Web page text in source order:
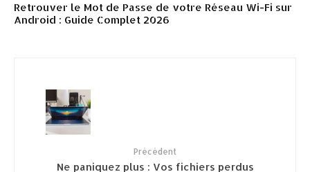
Retrouver le Mot de Passe de votre Réseau Wi-Fi sur
Android : Guide Complet 2026
Précédent
Ne paniquez plus : Vos fichiers perdus